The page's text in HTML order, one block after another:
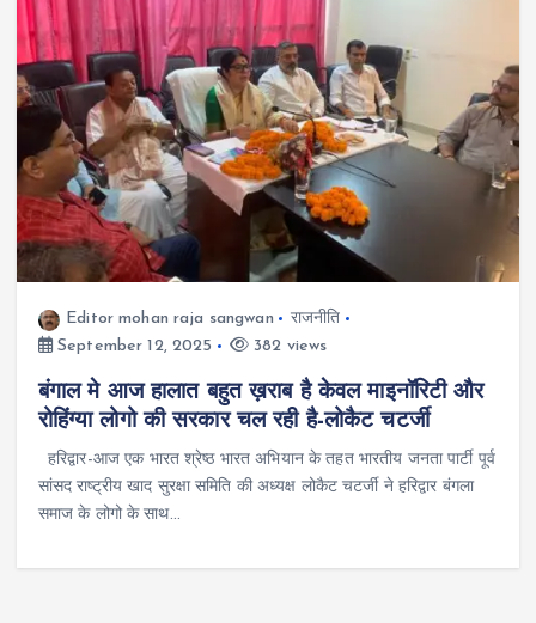
Editor mohan raja sangwan
राजनीति
September 12, 2025
382 views
बंगाल मे आज हालात बहुत ख़राब है केवल माइनॉरिटी और
रोहिंग्या लोगो की सरकार चल रही है-लोकैट चटर्जी
हरिद्वार-आज एक भारत श्रेष्ठ भारत अभियान के तहत भारतीय जनता पार्टी पूर्व
सांसद राष्ट्रीय खाद सुरक्षा समिति की अध्यक्ष लोकैट चटर्जी ने हरिद्वार बंगला
समाज के लोगो के साथ…